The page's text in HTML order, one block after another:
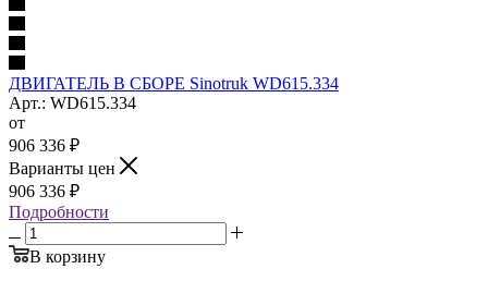
ДВИГАТЕЛЬ В СБОРЕ Sinotruk WD615.334
Арт.: WD615.334
от
906 336 ₽
Варианты цен
906 336 ₽
Подробности
В корзину